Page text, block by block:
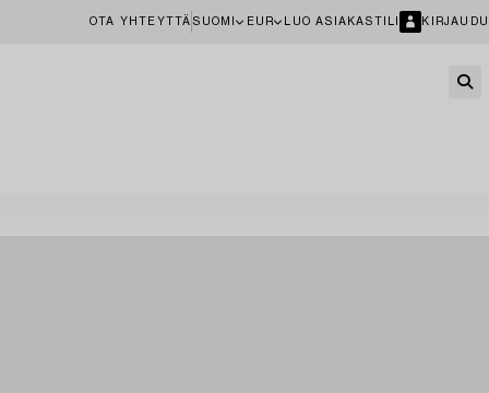
OTA YHTEYTTÄ SUOMI EUR LUO ASIAKASTILI KIRJAUDU